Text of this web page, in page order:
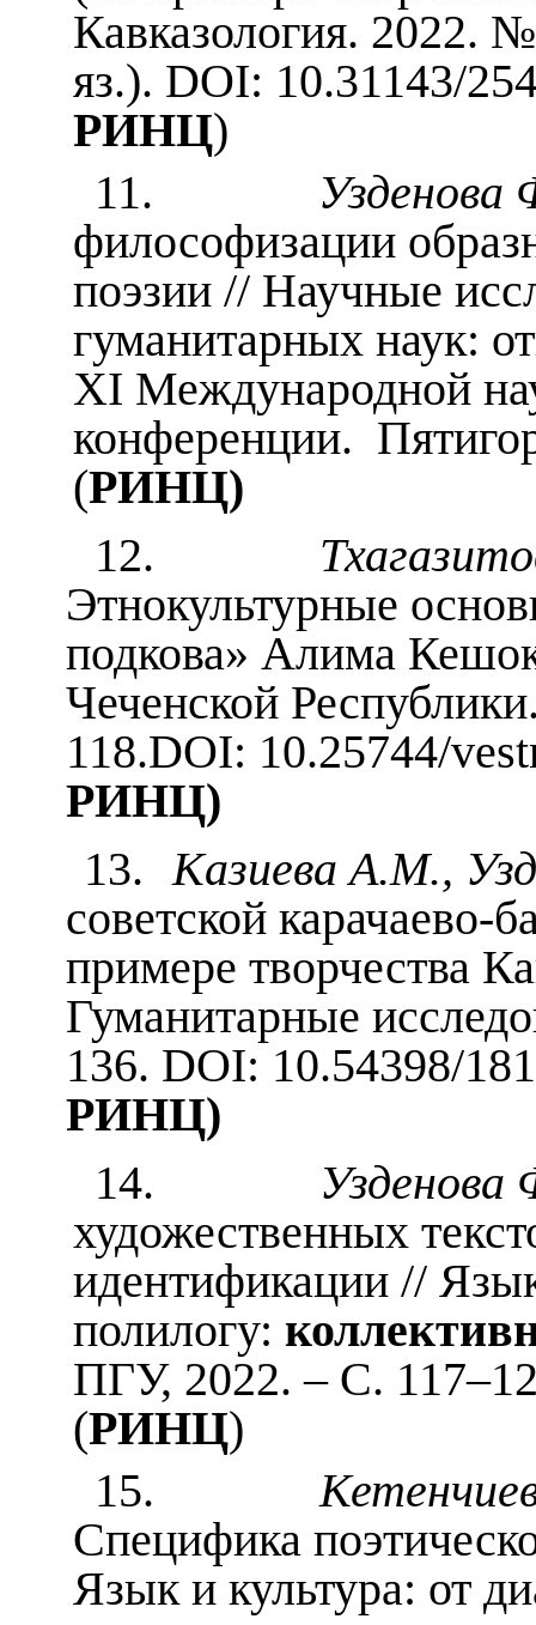
Кавказология. 2022.
яз.). DOI: 10.31143/
РИНЦ)
11.
Узденова
философизации
поэзии // Научные
гуманитарных наук:
XI Международной
конференции.
(РИНЦ)
12.
Этнокультурные
подкова» Алима
Чеченской
118.DOI: 10.25744/
РИНЦ)
13. Казиева А.М.,
советской карачаево-
примере творчества
Гуманитарные
136. DOI: 10.54398/
РИНЦ)
14.
художественных
идентификации //
полилогу:
ПГУ, 2022. – С.
(РИНЦ)
15.
Специфика
Язык и культура: от